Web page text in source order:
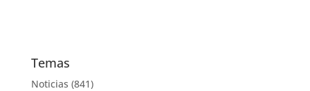
Temas
Noticias (841)